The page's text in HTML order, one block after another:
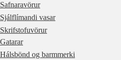
Safnaravörur
Sjálflímandi vasar
Skrifstofuvörur
Gatarar
Hálsbönd og barmmerki